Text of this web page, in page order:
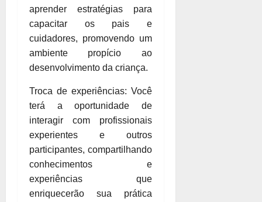
aprender estratégias para
capacitar os pais e
cuidadores, promovendo um
ambiente propício ao
desenvolvimento da criança.
Troca de experiências: Você
terá a oportunidade de
interagir com profissionais
experientes e outros
participantes, compartilhando
conhecimentos e
experiências que
enriquecerão sua prática